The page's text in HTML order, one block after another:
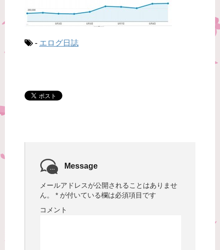
- エログ日誌
Message
メールアドレスが公開されることはありませ
ん。
* が付いている欄は必須項目です
コメント